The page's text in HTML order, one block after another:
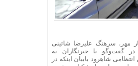
مهر، سرهنگ علیرضا شائینی
گفت‌وگو با خبرنگاران به
شاهرود بابیان اینکه در